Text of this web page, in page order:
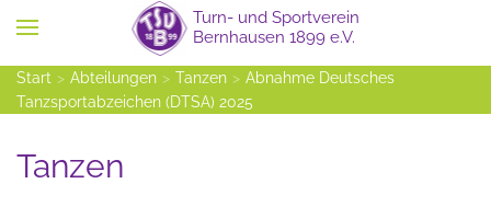
Zum Hauptinhalt springen
Start Abteilungen Tanzen
Abnahme Deutsches
Tanzsportabzeichen (DTSA) 2025
Tanzen